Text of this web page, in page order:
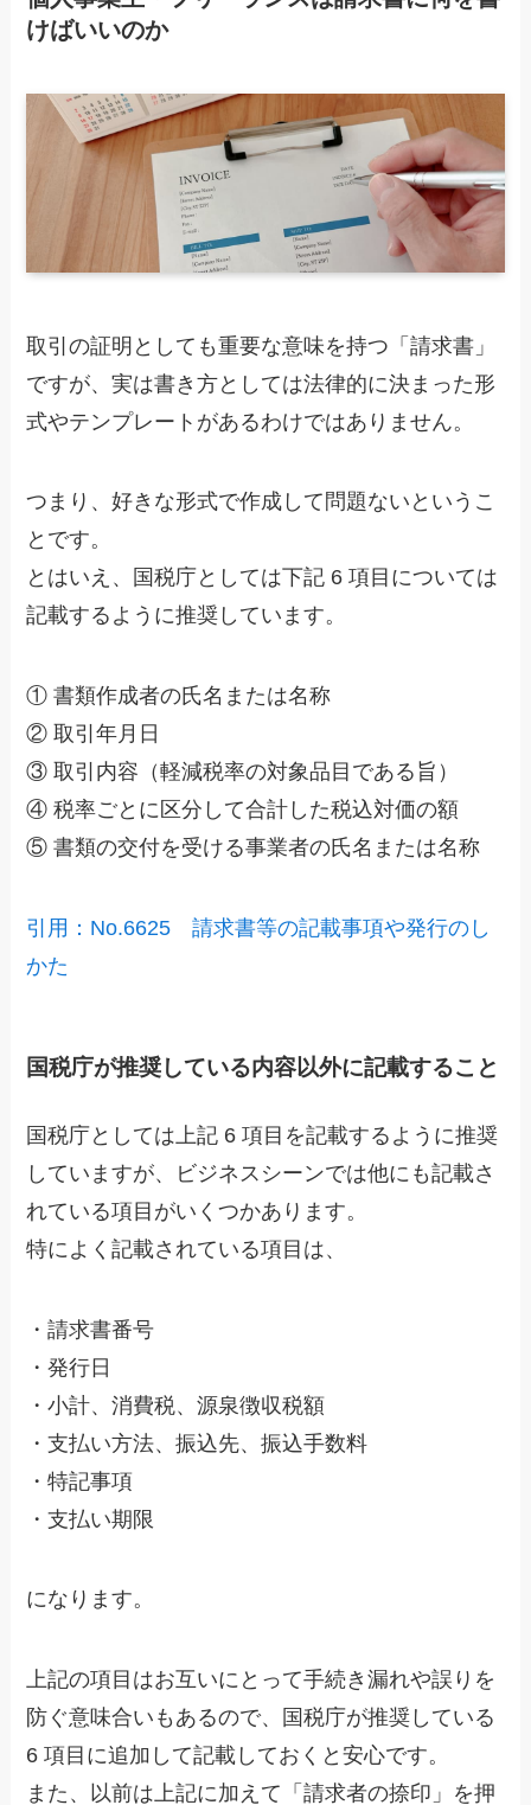
けばいいのか
取引の証明としても重要な意味を持つ「請求書」
ですが、実は書き方としては法律的に決まった形
式やテンプレートがあるわけではありません。
つまり、好きな形式で作成して問題ないというこ
とです。
とはいえ、国税庁としては下記 6 項目については
記載するように推奨しています。
① 書類作成者の氏名または名称
② 取引年月日
③ 取引内容（軽減税率の対象品目である旨）
④ 税率ごとに区分して合計した税込対価の額
⑤ 書類の交付を受ける事業者の氏名または名称
引用：No.6625 請求書等の記載事項や発行のし
かた
国税庁が推奨している内容以外に記載すること
国税庁としては上記 6 項目を記載するように推奨
していますが、ビジネスシーンでは他にも記載さ
れている項目がいくつかあります。
特によく記載されている項目は、
・請求書番号
・発行日
・小計、消費税、源泉徴収税額
・支払い方法、振込先、振込手数料
・特記事項
・支払い期限
になります。
上記の項目はお互いにとって手続き漏れや誤りを
防ぐ意味合いもあるので、国税庁が推奨している
6 項目に追加して記載しておくと安心です。
また、以前は上記に加えて「請求者の捺印」を押